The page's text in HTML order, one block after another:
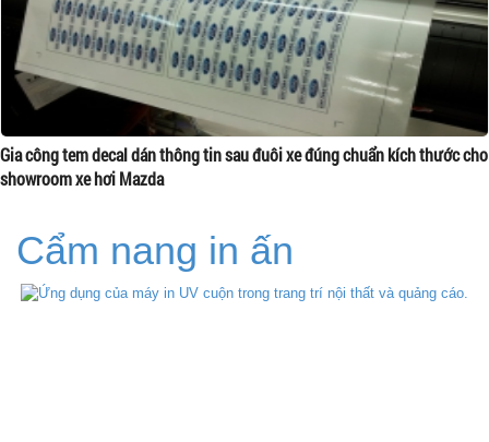
Gia công tem decal dán thông tin sau đuôi xe đúng chuẩn kích thước cho
showroom xe hơi Mazda
Cẩm nang in ấn